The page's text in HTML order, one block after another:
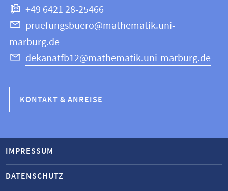
+49 6421 28-25466
pruefungsbuero@mathematik.uni-
marburg.de
dekanatfb12@mathematik.uni-marburg.de
KONTAKT & ANREISE
IMPRESSUM
DATENSCHUTZ